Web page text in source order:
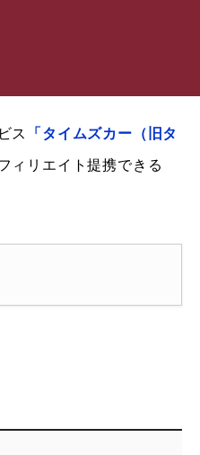
ス 「タイムズカー（旧タ
ィリエイト提携できる